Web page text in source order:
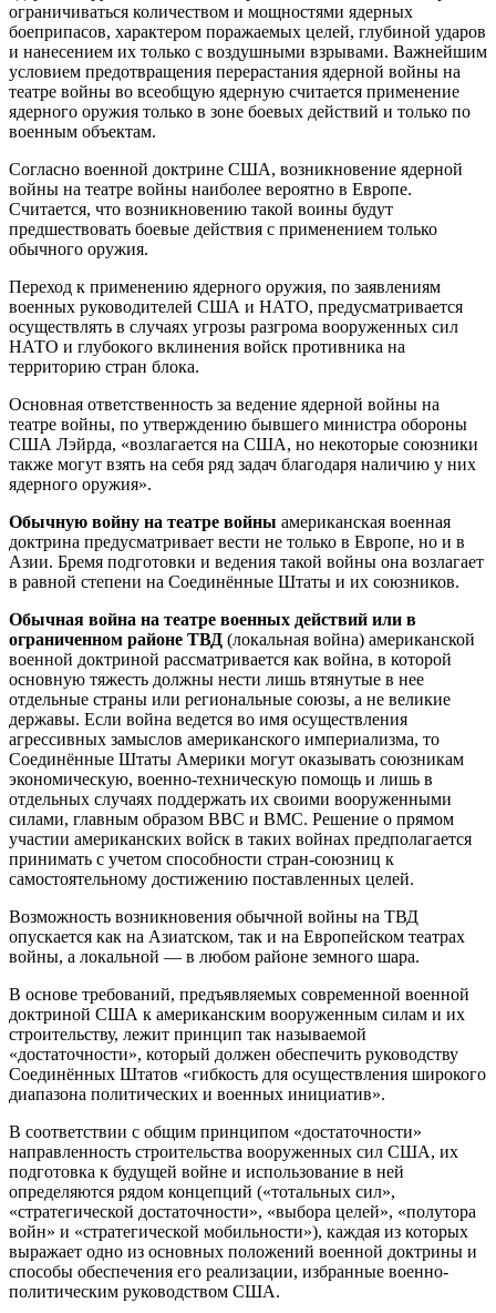
ограничиваться количеством и мощностями ядерных
боеприпасов, характером поражаемых целей, глубиной ударов
и нанесением их только с воздушными взрывами. Важнейшим
условием предотвращения перерастания ядерной войны на
театре войны во всеобщую ядерную считается применение
ядерного оружия только в зоне боевых действий и только по
военным объектам.
Согласно военной доктрине США, возникновение ядерной
войны на театре войны наиболее вероятно в Европе.
Считается, что возникновению такой воины будут
предшествовать боевые действия с применением только
обычного оружия.
Переход к применению ядерного оружия, по заявлениям
военных руководителей США и НАТО, предусматривается
осуществлять в случаях угрозы разгрома вооруженных сил
НАТО и глубокого вклинения войск противника на
территорию стран блока.
Основная ответственность за ведение ядерной войны на
театре войны, по утверждению бывшего министра обороны
США Лэйрда, «возлагается на США, но некоторые союзники
также могут взять на себя ряд задач благодаря наличию у них
ядерного оружия».
Обычную войну на театре войны американская военная
доктрина предусматривает вести не только в Европе, но и в
Азии. Бремя подготовки и ведения такой войны она возлагает
в равной степени на Соединённые Штаты и их союзников.
Обычная война на театре военных действий или в
ограниченном районе ТВД (локальная война) американской
военной доктриной рассматривается как война, в которой
основную тяжесть должны нести лишь втянутые в нее
отдельные страны или региональные союзы, а не великие
державы. Если война ведется во имя осуществления
агрессивных замыслов американского империализма, то
Соединённые Штаты Америки могут оказывать союзникам
экономическую, военно-техническую помощь и лишь в
отдельных случаях поддержать их своими вооруженными
силами, главным образом ВВС и ВМС. Решение о прямом
участии американских войск в таких войнах предполагается
принимать с учетом способности стран-союзниц к
самостоятельному достижению поставленных целей.
Возможность возникновения обычной войны на ТВД
опускается как на Азиатском, так и на Европейском театрах
войны, а локальной — в любом районе земного шара.
В основе требований, предъявляемых современной военной
доктриной США к американским вооруженным силам и их
строительству, лежит принцип так называемой
«достаточности», который должен обеспечить руководству
Соединённых Штатов «гибкость для осуществления широкого
диапазона политических и военных инициатив».
В соответствии с общим принципом «достаточности»
направленность строительства вооруженных сил США, их
подготовка к будущей войне и использование в ней
определяются рядом концепций («тотальных сил»,
«стратегической достаточности», «выбора целей», «полутора
войн» и «стратегической мобильности»), каждая из которых
выражает одно из основных положений военной доктрины и
способы обеспечения его реализации, избранные военно-
политическим руководством США.